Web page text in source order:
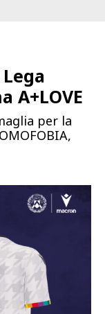
A+LOVE
per la